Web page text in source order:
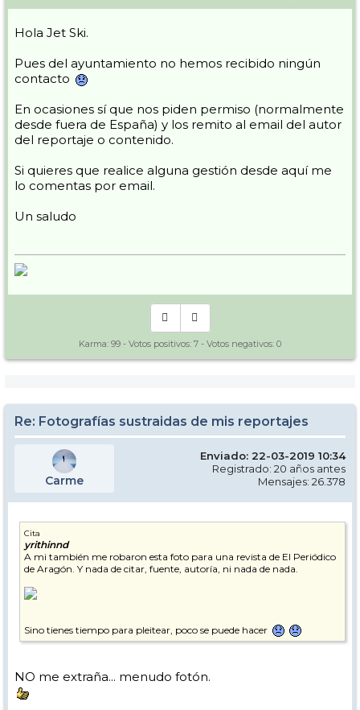
Hola Jet Ski.
Pues del ayuntamiento no hemos recibido ningún
contacto
En ocasiones sí que nos piden permiso (normalmente
desde fuera de España) y los remito al email del autor
del reportaje o contenido.
Si quieres que realice alguna gestión desde aquí me
lo comentas por email.
Un saludo
Karma: 99 - Votos positivos: 7 - Votos negativos: 0
Re: Fotografías sustraidas de mis reportajes
Carme
Enviado: 22-03-2019 10:34
Registrado: 20 años antes
Mensajes: 26.378
Cita
yrithinnd
A mi también me robaron esta foto para una revista de El Periódico
de Aragón. Y nada de citar, fuente, autoría, ni nada de nada.
Sino tienes tiempo para pleitear, poco se puede hacer
NO me extraña... menudo fotón.